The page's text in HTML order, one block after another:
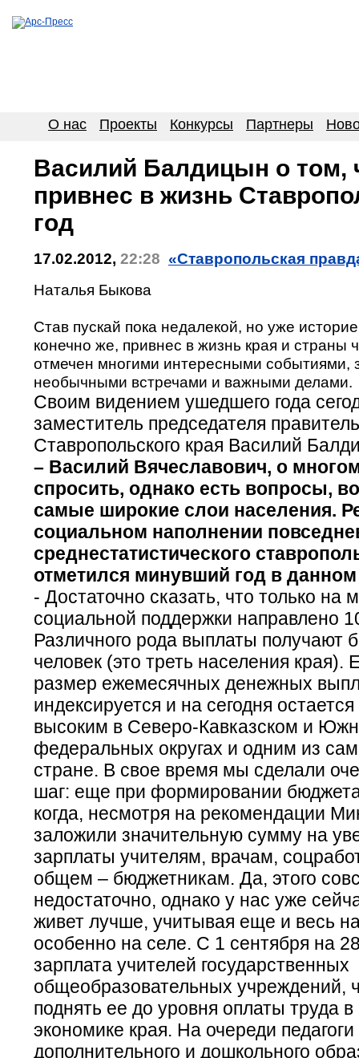
О нас Проекты Конкурсы Партнеры
Василий Балдицын о том,
привнес в жизнь
год
17.02.2012, 22:28 «Ставропольская
Наталья Быкова
Став пускай пока недалекой, но уже
конечно же, привнес в жизнь края и страны
отмечен многими интересными событиями,
необычными встречами и важными делами.
Своим видением ушедшего года
заместитель председателя
Ставропольского края Василий
– Василий Вячеславович, о
спросить, однако есть вопросы,
самые широкие слои населения.
социальном наполнении
среднестатистического
отметился минувший год в
- Достаточно сказать, что только на
социальной поддержки направлено
Различного рода выплаты получают
человек (это треть населения края).
размер ежемесячных денежных
индексируется и на сегодня
высоким в Северо-Кавказском и
федеральных округах и одним из
стране. В свое время мы сделали
шаг: еще при формировании
когда, несмотря на рекомендации
заложили значительную сумму на
зарплаты учителям, врачам,
общем – бюджетникам. Да, этого
недостаточно, однако у нас уже
живет лучше, учитывая еще и весь
особенно на селе. С 1 сентября на
зарплата учителей государственных
общеобразовательных учреждений,
поднять ее до уровня оплаты труда
экономике края. На очереди педагоги
дополнительного и дошкольного